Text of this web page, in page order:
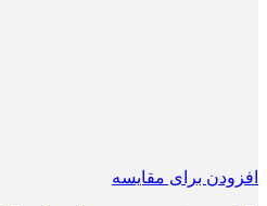
افزودن برای مقایسه